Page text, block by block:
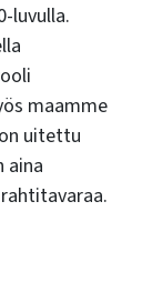
luvulla.
maamme
uitettu
aina